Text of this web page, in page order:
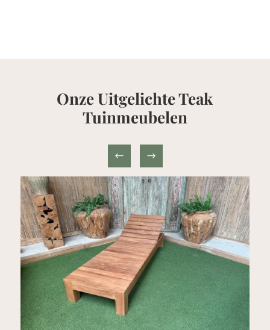
Onze Uitgelichte Teak
Tuinmeubelen